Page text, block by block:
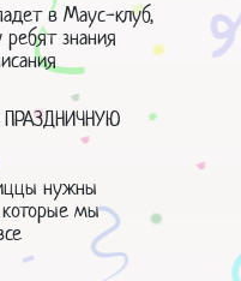
в Маус-клуб,
знания
нужны
мы